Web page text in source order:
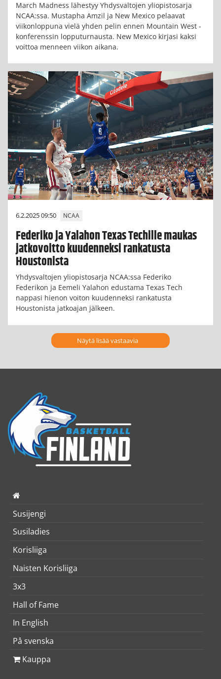
March Madness lähestyy Yhdysvaltojen yliopistosarja
NCAA:ssa. Mustapha Amzil ja New Mexico pelaavat
viikonloppuna vielä yhden pelin ennen Mountain West -
konferenssin lopputurnausta. New Mexico kirjasi kaksi
voittoa menneen viikon aikana.
6.2.2025 09:50 NCAA
Federiko ja Yalahon Texas Techille maukas
jatkovoitto kuudenneksi rankatusta
Houstonista
Yhdysvaltojen yliopistosarja NCAA:ssa Federiko
Federikon ja Eemeli Yalahon edustama Texas Tech
nappasi hienon voiton kuudenneksi rankatusta
Houstonista jatkoajan jälkeen.
Näytä lisää vastaavia
Susijengi
Susiladies
Korisliiga
Naisten Korisliiga
3x3
Hall of Fame
In English
På svenska
Kauppa